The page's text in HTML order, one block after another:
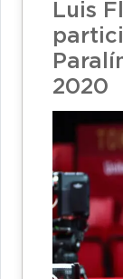
Luis
2020